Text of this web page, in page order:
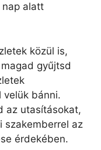
nap alatt
közül is,
gyűjtsd
velük bánni.
az utasításokat,
szakemberrel az
érdekében.